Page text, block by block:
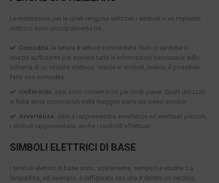
Le motivazioni per le quali vengono utilizzati i simboli in un impianto
elettrico sono principalmente tre:
Comodità: la lettura è veloce e immediata. Non ci sarebbe lo
spazio sufficiente per scrivere tutte le informazioni necessarie sullo
schema di un circuito elettrico. Grazie ai simboli, invece, è possibile
farlo con comodità.
Uniformità: essi sono convenzioni per molti paesi. Quelli utilizzati
in Italia sono riconosciuti nella maggior parte dei paesi europei.
Avvertenze: oltre a rappresentare avvertenze ed eventuali pericoli,
i simboli rappresentano anche i controlli effettuati.
SIMBOLI ELETTRICI DI BASE
I simboli elettrici di base sono, solitamente, semplici e intuitivi. La
lampadina, ad esempio, è raffigurata con una X dentro un cerchio,